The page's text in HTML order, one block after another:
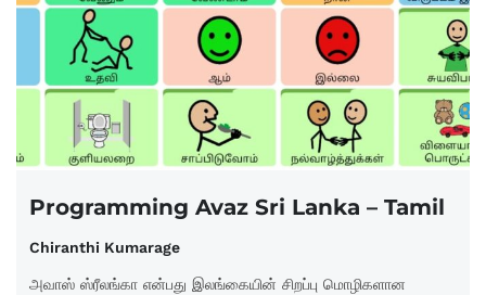
Programming Avaz Sri Lanka – Tamil
Chiranthi Kumarage
அவாஸ் ஸ்ரீலங்கா என்பது இலங்கையின் சிறப்பு மொழிகளான